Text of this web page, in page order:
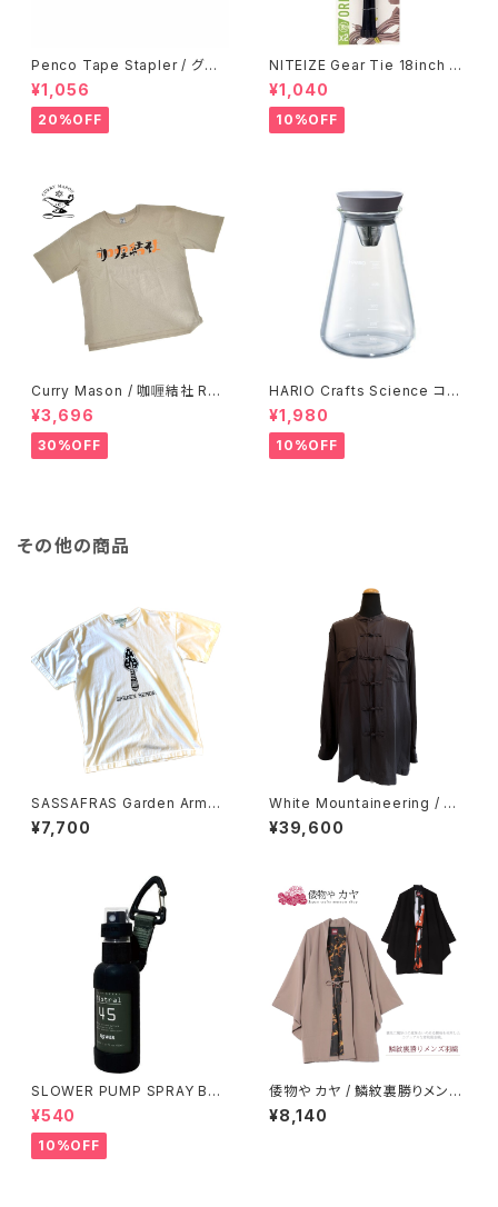
Penco Tape Stapler / グリ
ーン
¥1,056
20%OFF
NITEIZE Gear Tie 18inch /
ブラック
¥1,040
10%OFF
Curry Mason / 咖喱結社 RET
RO T-Shirt
¥3,696
30%OFF
HARIO Crafts Science コニ
カルティーピッチャー 500ml
¥1,980
10%OFF
その他の商品
SASSAFRAS Garden Armor
Spade T1/2
¥7,700
White Mountaineering / CH
INA SHIRT
¥39,600
SLOWER PUMP SPRAY BO
TTLE / オリーブ
¥540
10%OFF
倭物や カヤ / 鱗紋裏勝りメンズ
羽織
¥8,140